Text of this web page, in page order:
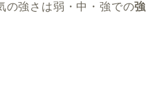
の強さは弱・中・強での強